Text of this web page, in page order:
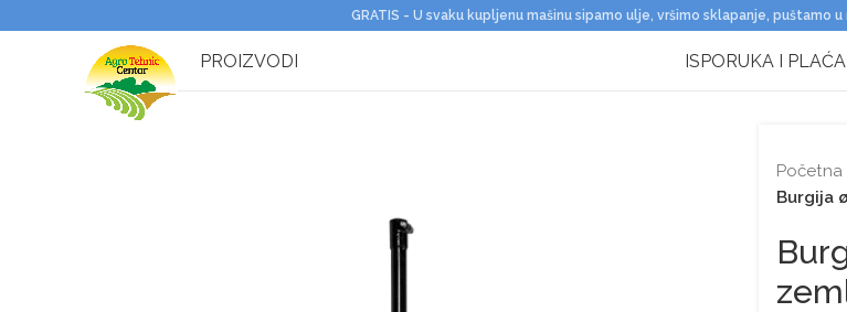
GRATIS - U svaku kupljenu mašinu sipamo ulje, vršimo sklapanje, puštamo
PROIZVODI ISPORUKA I
Početna
Burgija